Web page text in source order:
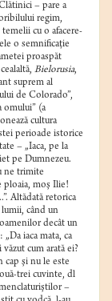
– pare a
regim,
cu o afacere-
o semnificaţie
proaspăt
Bielorusia,
suprem al
de Colorado”,
omului” (a
cultura
perioade istorice
– „Iaca, pe la
pe Dumnezeu.
ne trimite
ploaia, moş Ilie!
Altădată retorica
lumii, când un
decât un
iaca mata, ca
cum arată ei?
cap şi nu le este
trei cuvinte, dl
–